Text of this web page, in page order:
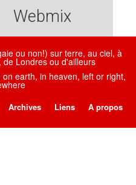
Webmix
ou non!) sur terre, au ciel, à
Londres ou d'ailleurs
earth, in heaven, left or right,
Archives Liens A propos